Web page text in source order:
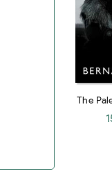
The